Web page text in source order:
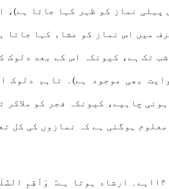
نماز کو ظہر کہا جاتا ہے)،
میں اس نماز کو عشاء کہا جاتا
تک ہے، کیونکہ اس کے بعد دلوک
بھی موجود ہے)۔ تاہم دلوک
چاہیے، کیونکہ فجر کو ملاکر
کے حوالے سے یہ بات معلوم ہوگئی ہے کہ نمازوں کی
اب آتے ہیں تیسری آیت کی طرف جو کہ سورہ ہود کی آیت ۱۱۴ہے۔ ارشاد ہوتا